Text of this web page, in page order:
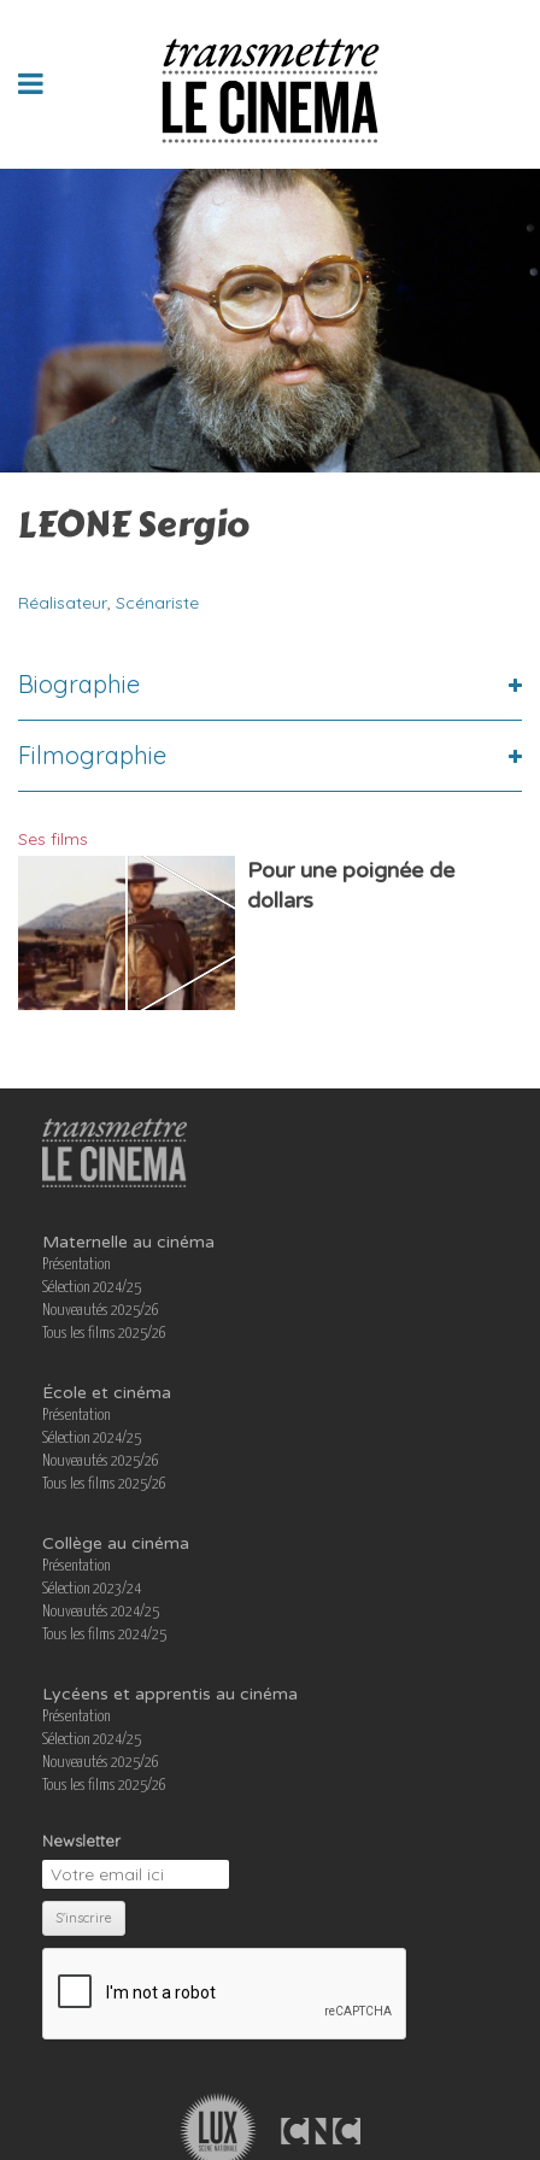
LEONE Sergio
Réalisateur, Scénariste
Biographie
Filmographie
Ses films
Pour une poignée de
dollars
Maternelle au cinéma
Présentation
Sélection 2024/25
Nouveautés 2025/26
Tous les films 2025/26
École et cinéma
Présentation
Sélection 2024/25
Nouveautés 2025/26
Tous les films 2025/26
Collège au cinéma
Présentation
Sélection 2023/24
Nouveautés 2024/25
Tous les films 2024/25
Lycéens et apprentis au cinéma
Présentation
Sélection 2024/25
Nouveautés 2025/26
Tous les films 2025/26
Newsletter